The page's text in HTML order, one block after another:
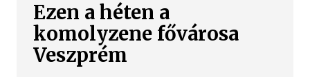
Ezen a héten a
komolyzene fővárosa
Veszprém